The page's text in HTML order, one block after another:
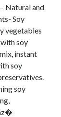
Natural and
Soy
vegetables
soy
instant
soy
soy